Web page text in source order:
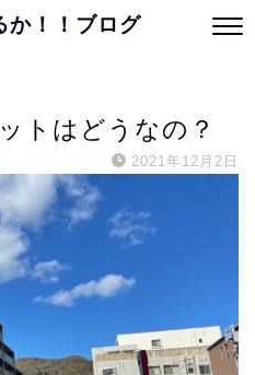
か！！ブログ
トはどうなの？
2021年12月2日